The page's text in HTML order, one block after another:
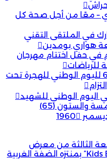
– معًا من أجل صحة كل
في الملتقى التقني
هواري بومدين
في حفل اختتام مهرجان
للرياضات
"الذكرى الـ64 لليوم الوطني للهجرة تحت
اليوم الوطني للشهيد
الذكرى الخامسة والستون (65)
الثالثة من معرض
الأطفال “Kids Expo” بمنتزه الضفة الغربية